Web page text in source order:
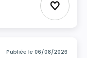
Ajouter
Publiée le 06/08/2026